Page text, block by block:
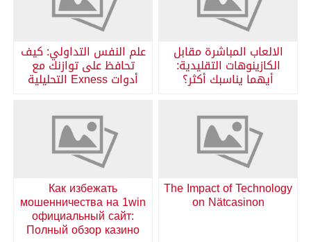
الالعاب المباشرة مقابل
الكازينوهات التقليدية:
أيهما يناسبك أكثر؟
علم النفس التداولي: كيف
تحافظ على توازنك مع
أدوات Exness التحليلية
The Impact of Technology
on Nätcasinon
Как избежать
мошенничества на 1win
официальный сайт:
Полный обзор казино